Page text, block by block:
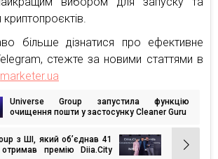
більше дізнатися про ефективне
стежте за новими статтями в
marketer.ua
Universe Group запустила функцію
очищення пошти у застосунку Cleaner Guru
з ШІ, який об’єднав 41
отримав премію Diia.City